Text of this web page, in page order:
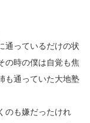
通っているだけの状
の時の僕は自覚も焦
も通っていた大地塾
のも嫌だったけれ